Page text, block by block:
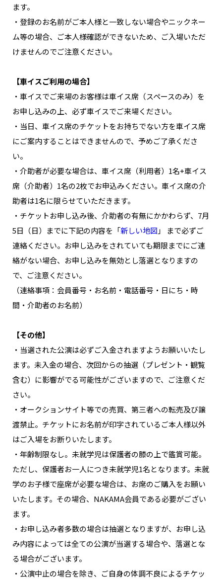
ます。
・登録のお名前がご本人様と一致しない場合やニックネー
ム等の場合、ご本人様確認ができないため、ご入場いただ
けませんのでご注意ください。
【車イスご利用の場合】
・車イスでご来場のお客様は車イス席（スペースのみ）を
お申し込みの上、必ず車イスでご来場ください。
・当日、車イス席のチケットをお持ちでない方を車イス席
にご案内することはできませんので、予めご了承くださ
い。
・介助者が必要な場合は、車イス席（利用者）1名+車イス
席（介助者）1名の2枚でお申込みください。車イス席の介
助者は1名に限らせていただきます。
・チケットお申し込み後、介助者の有無にかかわらず、7月
5日（日）までに下記の内容を「新しい地図 」 まで必ずご
連絡ください。お申し込みをされていても期限までにご連
絡がない場合、お申し込みを無効とし落選となりますの
で、ご注意ください。
（連絡事項：会員番号・お名前・電話番号・日にち・時
間・介助者のお名前）
【その他】
・当選された公演は必ずご入金されますようお願いいたし
ます。未入金の場合、次回からの抽選（プレゼント・観覧
含む）に影響がでる可能性がございますので、ご注意くだ
さい。
・オークションサイト等での売買、第三者への転売及び譲
渡禁止。チケットにお名前が印字されているご本人様以外
はご入場をお断りいたします。
・年齢制限なし。未就学児は保護者の膝の上で鑑賞可能。
ただし、保護者お一人につき未就学児1名となります。未就
学のお子様で座席が必要な場合は、お席のご購入をお願い
いたします。その場合、NAKAMA会員である必要がござい
ます。
・お申し込み者多数の場合は抽選となりますが、お申し込
み内容によっては全ての公演が当選する場合や、落選とな
る場合がございます。
・公演中止の場合を除き、ご自身の体調不良によるチケッ